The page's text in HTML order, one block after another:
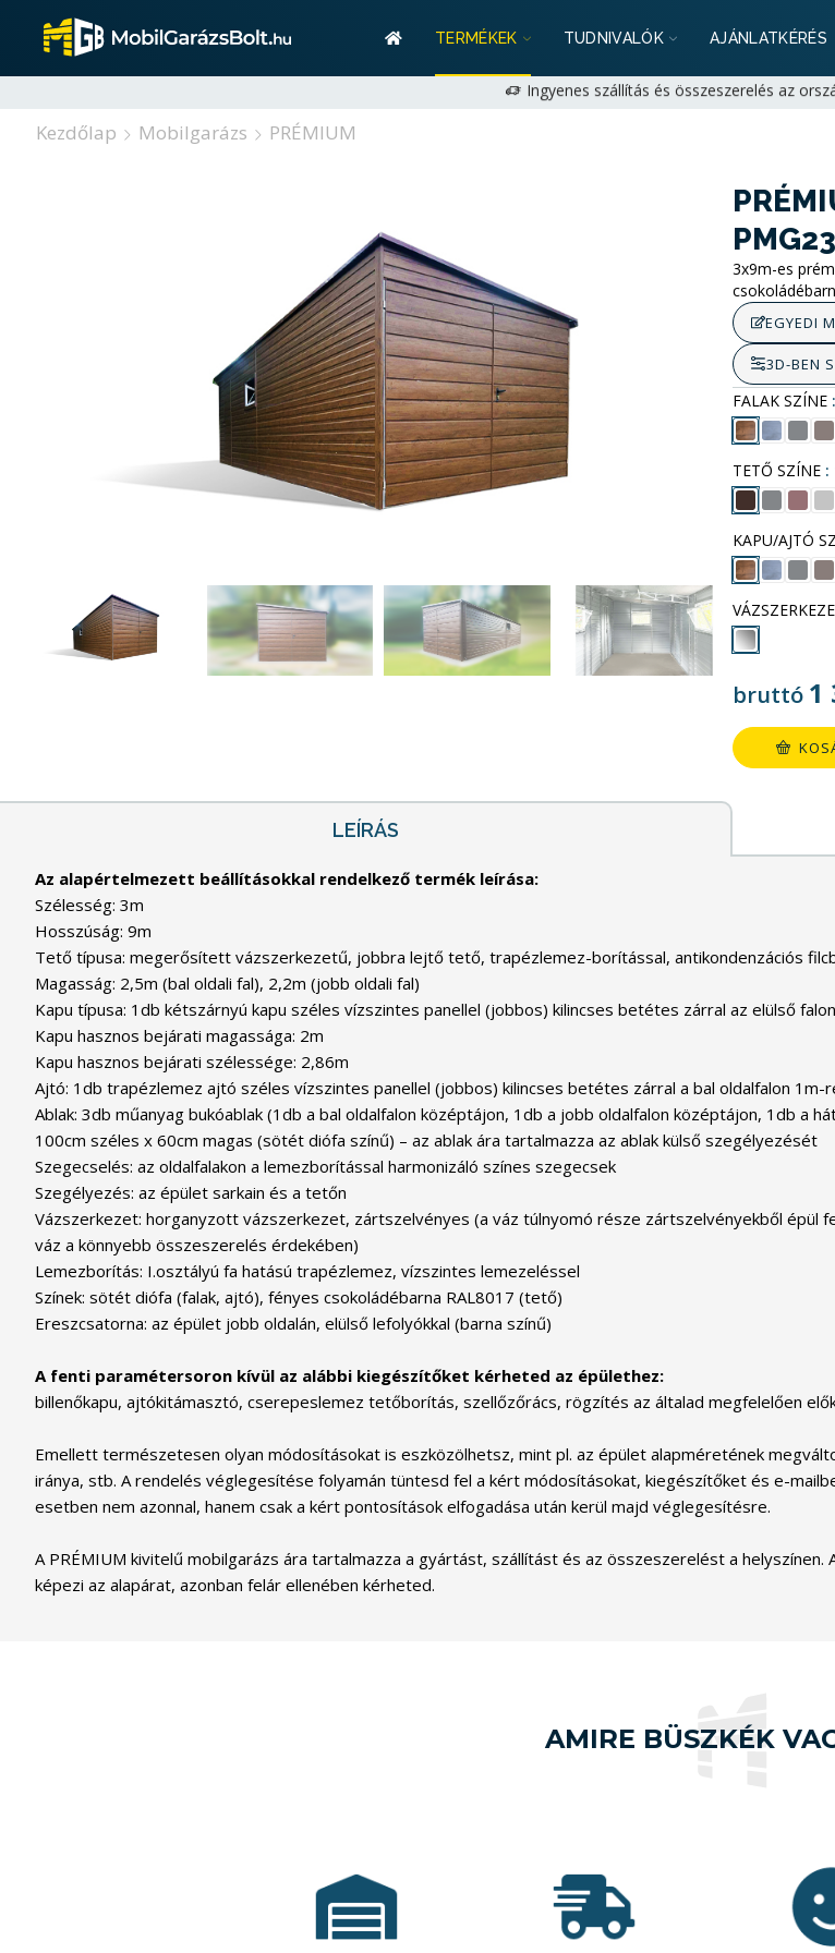
TERMÉKEK TUDNIVALÓK AJÁNLATKÉRÉS
Garancia: 2+1 év lehetőség magánszemélyeknek |
Ingyenes szállítás és összeszerelés az
Kezdőlap Mobilgarázs PRÉMIUM
PMG23
3x9m-es
EGYEDI
3D-BEN
FALAK SZÍNE
TETŐ SZÍNE
KAPU/AJTÓ
bruttó 1
LEÍRÁS
Az alapértelmezett beállításokkal rendelkező termék leírása:
Szélesség: 3m
Hosszúság: 9m
Tető típusa: megerősített vázszerkezetű, jobbra lejtő tető, trapézlemez-borítással, antikondenzációs
Magasság: 2,5m (bal oldali fal), 2,2m (jobb oldali fal)
Kapu típusa: 1db kétszárnyú kapu széles vízszintes panellel (jobbos) kilincses betétes zárral az elülső
Kapu hasznos bejárati magassága: 2m
Kapu hasznos bejárati szélessége: 2,86m
Ajtó: 1db trapézlemez ajtó széles vízszintes panellel (jobbos) kilincses betétes zárral a bal oldalfalon
Ablak: 3db műanyag bukóablak (1db a bal oldalfalon középtájon, 1db a jobb oldalfalon középtájon, 1db a
100cm széles x 60cm magas (sötét diófa színű) – az ablak ára tartalmazza az ablak külső szegélyezését
Szegecselés: az oldalfalakon a lemezborítással harmonizáló színes szegecsek
Szegélyezés: az épület sarkain és a tetőn
Vázszerkezet: horganyzott vázszerkezet, zártszelvényes (a váz túlnyomó része zártszelvényekből
váz a könnyebb összeszerelés érdekében)
Lemezborítás: I.osztályú fa hatású trapézlemez, vízszintes lemezeléssel
Színek: sötét diófa (falak, ajtó), fényes csokoládébarna RAL8017 (tető)
Ereszcsatorna: az épület jobb oldalán, elülső lefolyókkal (barna színű)
A fenti paramétersoron kívül az alábbi kiegészítőket kérheted az épülethez:
billenőkapu, ajtókitámasztó, cserepeslemez tetőborítás, szellőzőrács, rögzítés az általad megfelelően
Emellett természetesen olyan módosításokat is eszközölhetsz, mint pl. az épület alapméretének
iránya, stb. A rendelés véglegesítése folyamán tüntesd fel a kért módosításokat, kiegészítőket és e-
esetben nem azonnal, hanem csak a kért pontosítások elfogadása után kerül majd véglegesítésre.
A PRÉMIUM kivitelű mobilgarázs ára tartalmazza a gyártást, szállítást és az összeszerelést a
képezi az alapárat, azonban felár ellenében kérheted.
AMIRE BÜSZKÉK
A
MobilGarázsBolt.hu
már
2015
óta
szolgálja vásárlói
Indulásunk óta
10.000
-nél is
több
termék
et
1000 db
eddig